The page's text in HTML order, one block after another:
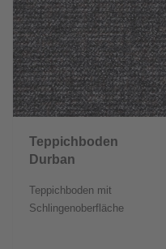
Teppichboden
Durban
Teppichboden mit
Schlingenoberfläche